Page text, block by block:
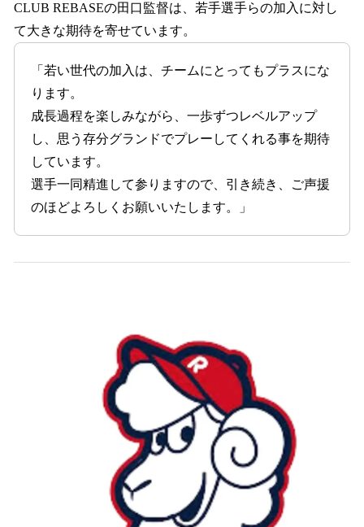
CLUB REBASEの田口監督は、若手選手らの加入に対し
て大きな期待を寄せています。
「若い世代の加入は、チームにとってもプラスにな
ります。
成長過程を楽しみながら、一歩ずつレベルアップ
し、思う存分グランドでプレーしてくれる事を期待
しています。
選手一同精進して参りますので、引き続き、ご声援
のほどよろしくお願いいたします。」